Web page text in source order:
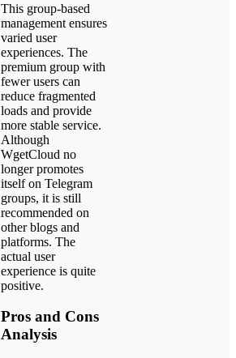
This group-based
management ensures
varied user
experiences. The
premium group with
fewer users can
reduce fragmented
loads and provide
more stable service.
Although
WgetCloud no
longer promotes
itself on Telegram
groups, it is still
recommended on
other blogs and
platforms. The
actual user
experience is quite
positive.
Pros and Cons
Analysis